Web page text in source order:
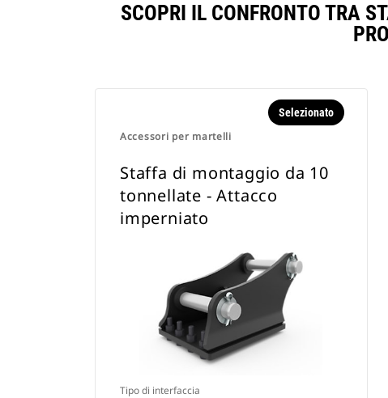
SCOPRI IL CONFRONTO TRA
Accessori per martelli
Selezionato
Staffa di montaggio da 10
tonnellate - Attacco
imperniato
Tipo di interfaccia